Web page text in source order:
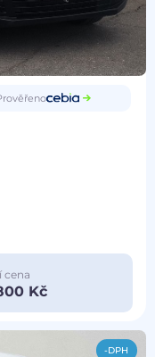
cena
Kč
-DPH